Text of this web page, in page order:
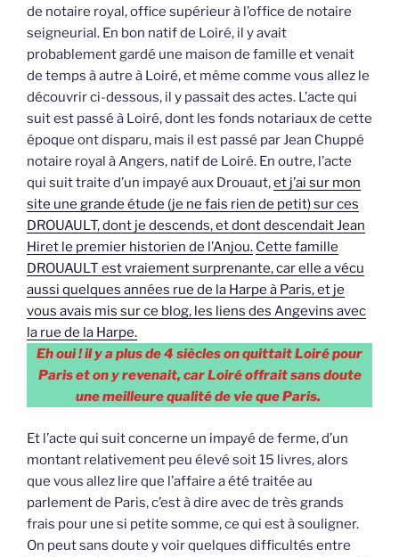
de notaire royal, office supérieur à l’office de notaire
seigneurial. En bon natif de Loiré, il y avait
probablement gardé une maison de famille et venait
de temps à autre à Loiré, et même comme vous allez le
découvrir ci-dessous, il y passait des actes. L’acte qui
suit est passé à Loiré, dont les fonds notariaux de cette
époque ont disparu, mais il est passé par Jean Chuppé
notaire royal à Angers, natif de Loiré. En outre, l’acte
qui suit traite d’un impayé aux Drouaut,et j’ai sur mon
site une grande étude (je ne fais rien de petit) sur ces
DROUAULT, dont je descends, et dont descendait Jean
Hiret le premier historien de l’Anjou. Cette famille
DROUAULT est vraiement surprenante, car elle a vécu
aussi quelques années rue de la Harpe à Paris, et je
vous avais mis sur ce blog, les liens des Angevins avec
la rue de la Harpe.
Eh oui ! il y a plus de 4 siècles on quittait Loiré pour
Paris et on y revenait, car Loiré offrait sans doute
une meilleure qualité de vie que Paris.
Et l’acte qui suit concerne un impayé de ferme, d’un
montant relativement peu élevé soit 15 livres, alors
que vous allez lire que l’affaire a été traitée au
parlement de Paris, c’est à dire avec de très grands
frais pour une si petite somme, ce qui est à souligner.
On peut sans doute y voir quelques difficultés entre